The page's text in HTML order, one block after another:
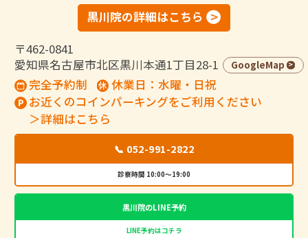
黒川院の詳細はこちら
〒462-0841
愛知県名古屋市北区黒川本通1丁目28-1
GoogleMap
完全予約制
休業日：水曜・日祝
お近くのコインパーキングをご利用ください
＞詳細はこちら
📞 052-991-2822
診察時間 10:00～19:00
黒川院のLINE予約
LINE予約はコチラ